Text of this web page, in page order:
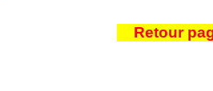
Retour